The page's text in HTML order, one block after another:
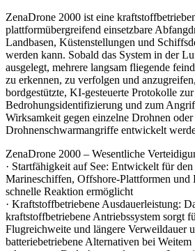
ZenaDrone 2000 ist eine
plattformübergreifend einsetzbare
Landbasen, Küstenstellungen und
werden kann. Sobald das System in der
ausgelegt, mehrere langsam fliegende
zu erkennen, zu verfolgen und
bordgestützte, KI-gesteuerte Protokolle zur
Bedrohungsidentifizierung und zum
Wirksamkeit gegen einzelne Drohnen
Drohnenschwarmangriffe entwickelt
ZenaDrone 2000 – Wesentliche
· Startfähigkeit auf See: Entwickelt für
Marineschiffen, Offshore-Plattformen und
schnelle Reaktion ermöglicht
· Kraftstoffbetriebene Ausdauerleistung:
kraftstoffbetriebene Antriebssystem sorgt
Flugreichweite und längere Verweildauer
batteriebetriebene Alternativen bei Weitem